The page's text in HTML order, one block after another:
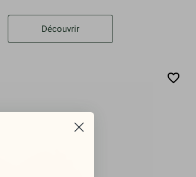
Découvrir
favorite_border